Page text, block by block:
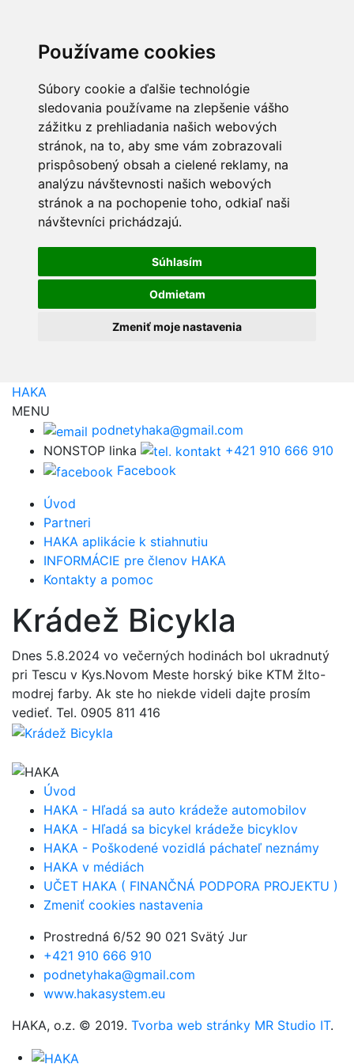
Používame cookies
Súbory cookie a ďalšie technológie
sledovania používame na zlepšenie vášho
zážitku z prehliadania našich webových
stránok, na to, aby sme vám zobrazovali
prispôsobený obsah a cielené reklamy, na
analýzu návštevnosti našich webových
stránok a na pochopenie toho, odkiaľ naši
návštevníci prichádzajú.
Súhlasím
Odmietam
Zmeniť moje nastavenia
HAKA
MENU
podnetyhaka@gmail.com
NONSTOP linka
+421 910 666 910
Facebook
Úvod
Partneri
HAKA aplikácie k stiahnutiu
INFORMÁCIE pre členov HAKA
Kontakty a pomoc
Krádež Bicykla
Dnes 5.8.2024 vo večerných hodinách bol ukradnutý
pri Tescu v Kys.Novom Meste horský bike KTM žlto-
modrej farby. Ak ste ho niekde videli dajte prosím
vedieť. Tel. 0905 811 416
Úvod
HAKA - Hľadá sa auto krádeže automobilov
HAKA - Hľadá sa bicykel krádeže bicyklov
HAKA - Poškodené vozidlá páchateľ neznámy
HAKA v médiách
UČET HAKA ( FINANČNÁ PODPORA PROJEKTU )
Zmeniť cookies nastavenia
Prostredná 6/52 90 021 Svätý Jur
+421 910 666 910
podnetyhaka@gmail.com
www.hakasystem.eu
HAKA, o.z. © 2019. Tvorba web stránky MR Studio IT.